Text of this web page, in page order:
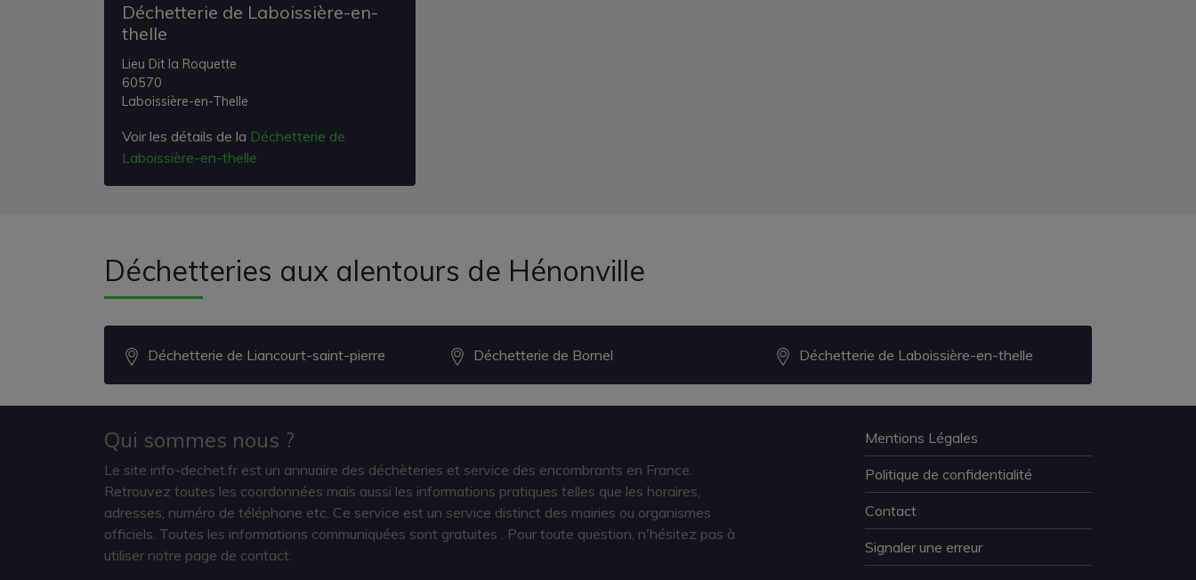
Déchetterie de Laboissière-en-
thelle
Lieu Dit la Roquette
60570
Laboissière-en-Thelle
Voir les détails de la Déchetterie de
Laboissière-en-thelle
Déchetteries aux alentours de Hénonville
Déchetterie de Liancourt-saint-pierre Déchetterie de Bornel Déchetterie de Laboissière-en-thelle
Qui sommes nous ?
Le site info-dechet.fr est un annuaire des déchèteries et service des encombrants en France.
Retrouvez toutes les coordonnées mais aussi les informations pratiques telles que les horaires,
adresses, numéro de téléphone etc. Ce service est un service distinct des mairies ou organismes
officiels. Toutes les informations communiquées sont gratuites . Pour toute question, n'hésitez pas à
utiliser notre page de contact.
Mentions Légales
Politique de confidentialité
Contact
Signaler une erreur